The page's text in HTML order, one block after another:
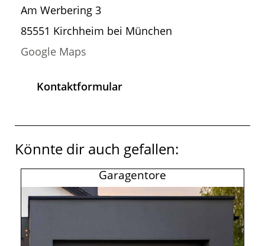
Am Werbering 3
85551 Kirchheim bei München
Google Maps
Kontaktformular
Könnte dir auch gefallen:
Garagentore